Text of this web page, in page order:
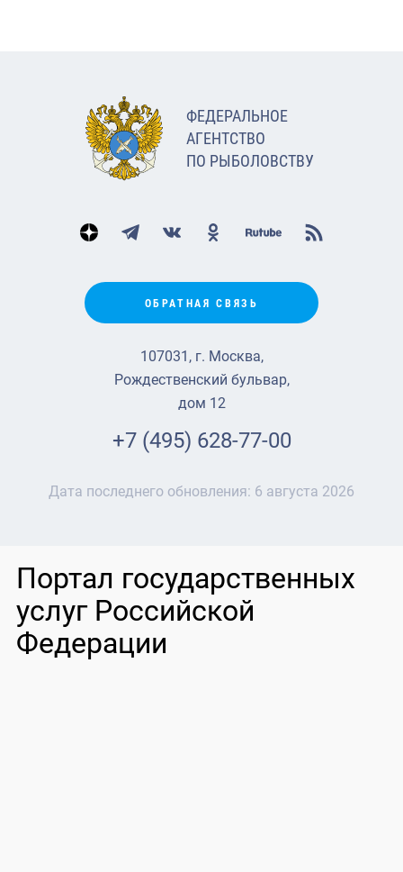
ФЕДЕРАЛЬНОЕ
АГЕНТСТВО
ПО РЫБОЛОВСТВУ
ОБРАТНАЯ СВЯЗЬ
107031, г. Москва,
Рождественский бульвар,
дом 12
+7 (495) 628-77-00
Дата последнего обновления: 6 августа 2026
Портал государственных
услуг Российской
Федерации